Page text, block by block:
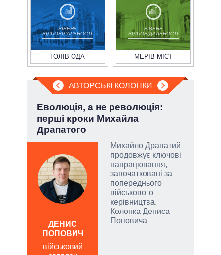
РІВЕНЬ
ВІДПОВІДАЛЬНОСТІ
ГОЛІВ ОДА
РІВЕНЬ
ВІДПОВІДАЛЬНОСТІ
МЕРІВ МІСТ
АВТОРСЬКІ КОЛОНКИ
Еволюція, а не революція:
перші кроки Михайла
Драпатого
Михайло Драпатий
продовжує ключові
напрацювання,
започатковані за
попереднього
військового
керівництва.
Колонка Дениса
Поповича
ДЕНИС
ПОПОВИЧ
військовий